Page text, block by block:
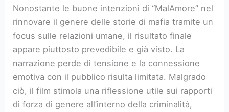
Nonostante le buone intenzioni di “MalAmore” nel
rinnovare il genere delle storie di mafia tramite un
focus sulle relazioni umane, il risultato finale
appare piuttosto prevedibile e già visto. La
narrazione perde di tensione e la connessione
emotiva con il pubblico risulta limitata. Malgrado
ciò, il film stimola una riflessione utile sui rapporti
di forza di genere all’interno della criminalità,